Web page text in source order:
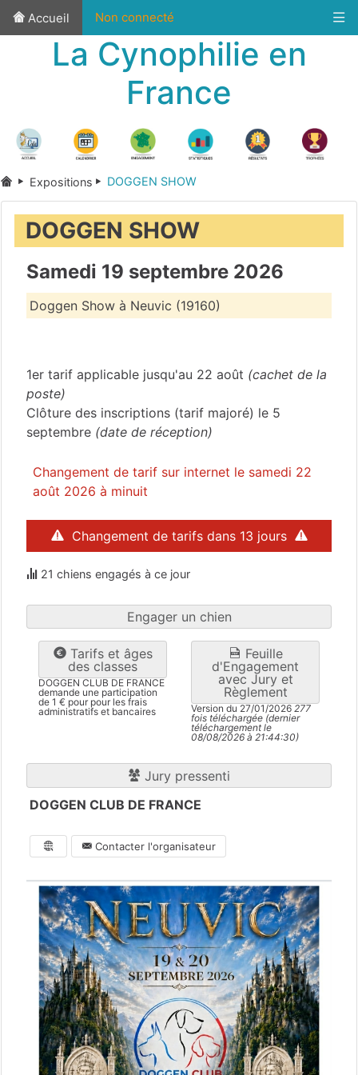
Accueil Non connecté
La Cynophilie en
France
Expositions DOGGEN SHOW
DOGGEN SHOW
Samedi 19 septembre 2026
Doggen Show à Neuvic (19160)
1er tarif applicable jusqu'au 22 août (cachet de la
poste)
Clôture des inscriptions (tarif majoré) le 5
septembre (date de réception)
Changement de tarif sur internet le samedi 22
août 2026 à minuit
Changement de tarifs dans 13 jours
21 chiens engagés à ce jour
Engager un chien
Tarifs et âges
des classes
DOGGEN CLUB DE FRANCE
demande une participation
de 1 € pour pour les frais
administratifs et bancaires
Feuille
d'Engagement
avec Jury et
Règlement
Version du 27/01/2026 277
fois téléchargée (dernier
téléchargement le
08/08/2026 à 21:44:30)
Jury pressenti
DOGGEN CLUB DE FRANCE
Contacter l'organisateur